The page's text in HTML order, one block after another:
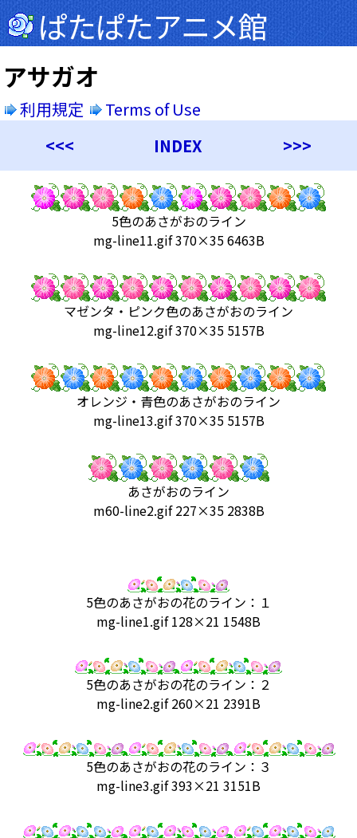
ぱたぱたアニメ館
アサガオ
利用規定
Terms of Use
<<<
INDEX >>>
5色のあさがおのライン
mg-line11.gif 370×35 6463B
マゼンタ・ピンク色のあさがおのライン
mg-line12.gif 370×35 5157B
オレンジ・青色のあさがおのライン
mg-line13.gif 370×35 5157B
あさがおのライン
m60-line2.gif 227×35 2838B
5色のあさがおの花のライン：１
mg-line1.gif 128×21 1548B
5色のあさがおの花のライン：２
mg-line2.gif 260×21 2391B
5色のあさがおの花のライン：３
mg-line3.gif 393×21 3151B